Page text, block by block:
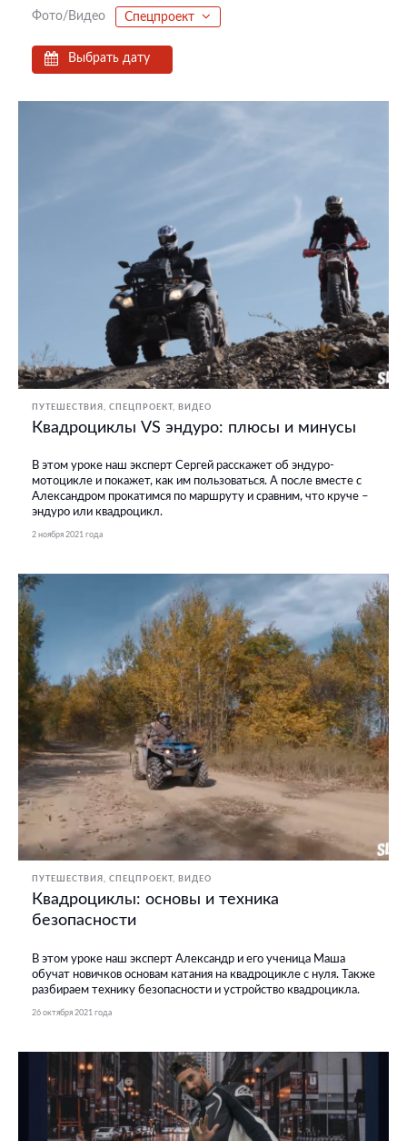
Фото/Видео Спецпроект
Выбрать дату
ПУТЕШЕСТВИЯ СПЕЦПРОЕКТ ВИДЕО
Квадроциклы VS эндуро: плюсы и минусы
В этом уроке наш эксперт Сергей расскажет об эндуро-
мотоцикле и покажет, как им пользоваться. А после вместе с
Александром прокатимся по маршруту и сравним, что круче –
эндуро или квадроцикл.
2 ноября 2021 года
ПУТЕШЕСТВИЯ СПЕЦПРОЕКТ ВИДЕО
Квадроциклы: основы и техника
безопасности
В этом уроке наш эксперт Александр и его ученица Маша
обучат новичков основам катания на квадроцикле с нуля. Также
разбираем технику безопасности и устройство квадроцикла.
26 октября 2021 года